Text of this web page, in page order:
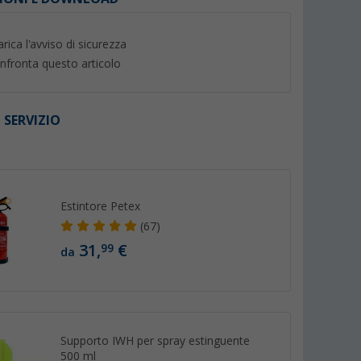
l'avviso di sicurezza
questo articolo
Estintore Petex
(67)
da 31,99 €
Supporto IWH per spray estinguente
500 ml
Berger
Estintore Petex 2 kg